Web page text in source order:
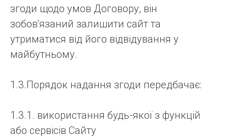
згоди щодо умов Договору, він
зобов'язаний залишити сайт та
утриматися від його відвідування у
майбутньому.
1.3.Порядок надання згоди передбачає:
1.3.1. використання будь-якої з функцій
або сервісів Сайту